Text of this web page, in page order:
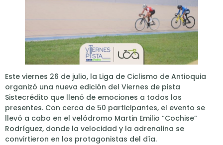
Este viernes 26 de julio, la Liga de Ciclismo de Antioquia
organizó una nueva edición del Viernes de pista
Sistecrédito que llenó de emociones a todos los
presentes. Con cerca de 50 participantes, el evento se
llevó a cabo en el velódromo Martin Emilio “Cochise”
Rodríguez, donde la velocidad y la adrenalina se
convirtieron en los protagonistas del día.